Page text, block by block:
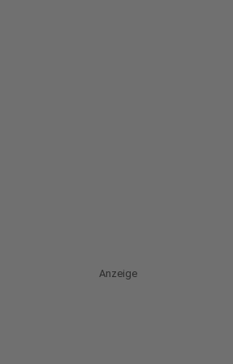
Anzeige